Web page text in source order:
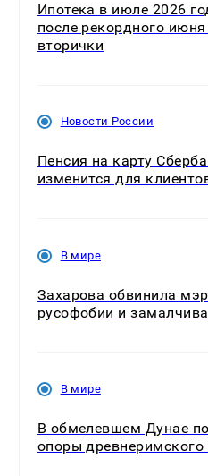
Ипотека в июле 2026
после рекордного июня
вторички
Новости России
Пенсия на карту
изменится для
В мире
Захарова обвинила
русофобии и
В мире
В обмелевшем Дунае
опоры